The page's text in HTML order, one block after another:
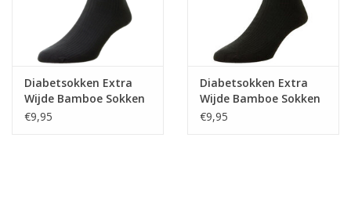
Diabetsokken Extra
Wijde Bamboe Sokken
- Navy
€9,95
Diabetsokken Extra
Wijde Bamboe Sokken
- Zwart
€9,95